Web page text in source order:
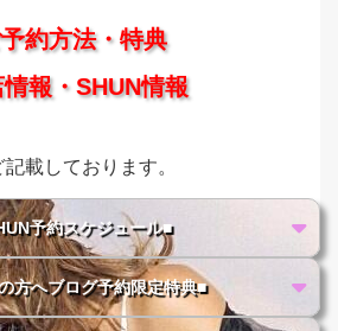
約方法・特典
報・SHUN情報
記載しております。
予約スケジュール■
方へブログ予約限定特典■